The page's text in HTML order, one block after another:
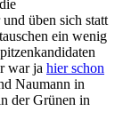
üben sich statt
ein wenig
war ja hier schon
Naumann in
der Grünen in